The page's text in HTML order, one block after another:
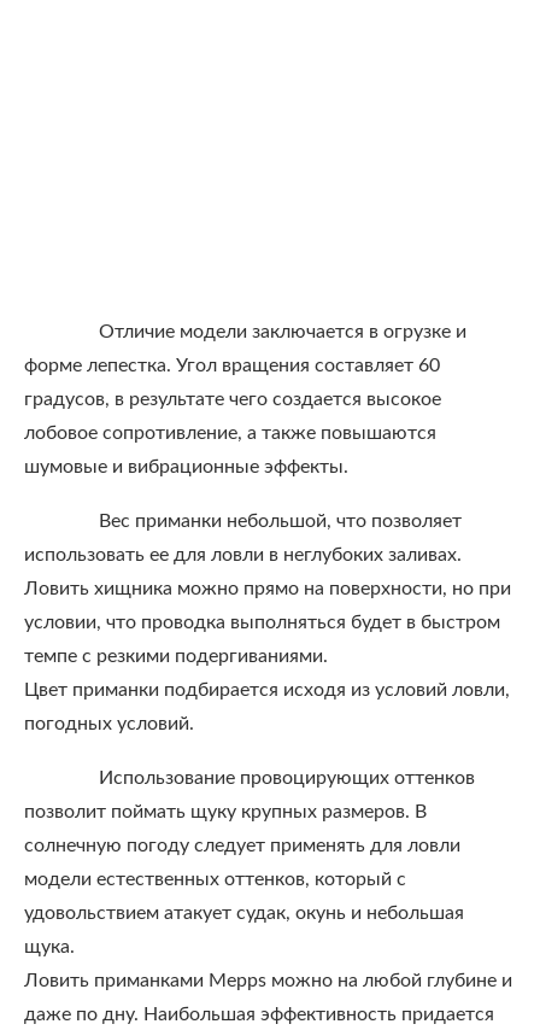
Отличие модели заключается в огрузке и
форме лепестка. Угол вращения составляет 60
градусов, в результате чего создается высокое
лобовое сопротивление, а также повышаются
шумовые и вибрационные эффекты.
Вес приманки небольшой, что позволяет
использовать ее для ловли в неглубоких заливах.
Ловить хищника можно прямо на поверхности, но при
условии, что проводка выполняться будет в быстром
темпе с резкими подергиваниями.
Цвет приманки подбирается исходя из условий ловли,
погодных условий.
Использование провоцирующих оттенков
позволит поймать щуку крупных размеров. В
солнечную погоду следует применять для ловли
модели естественных оттенков, который с
удовольствием атакует судак, окунь и небольшая
щука.
Ловить приманками Mepps можно на любой глубине и
даже по дну. Наибольшая эффективность придается